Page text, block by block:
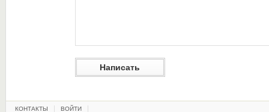
КОНТАКТЫ ВОЙТИ